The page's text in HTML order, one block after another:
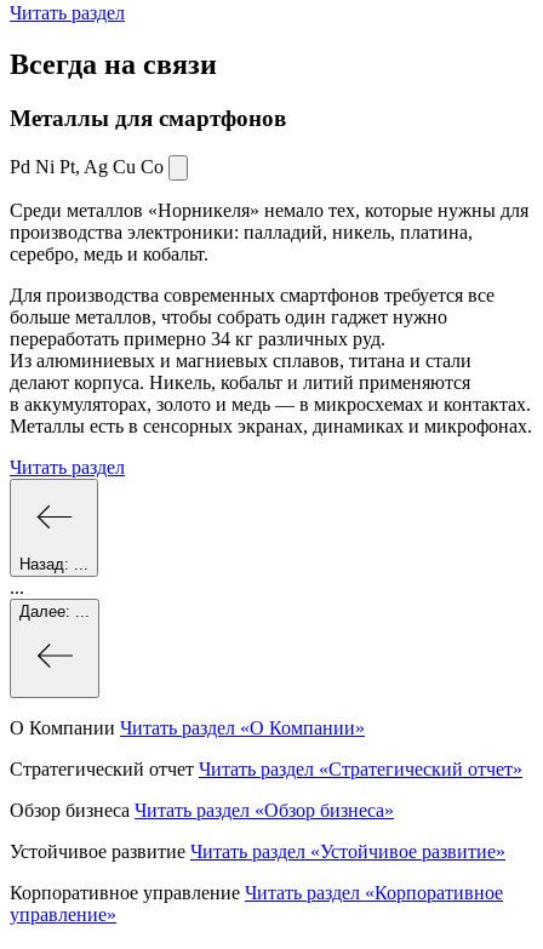
Читать раздел
Всегда на связи
Металлы для смартфонов
Pd Ni Pt, Ag Cu Co
Среди металлов «Норникеля» немало тех, которые нужны для
производства электроники: палладий, никель, платина,
серебро, медь и кобальт.
Для производства современных смартфонов требуется все
больше металлов, чтобы собрать один гаджет нужно
переработать примерно 34 кг различных руд.
Из алюминиевых и магниевых сплавов, титана и стали
делают корпуса. Никель, кобальт и литий применяются
в аккумуляторах, золото и медь — в микросхемах и контактах.
Металлы есть в сенсорных экранах, динамиках и микрофонах.
Читать раздел
Назад:
...
Далее:
О Компании Читать раздел «О Компании»
Стратегический отчет Читать раздел «Стратегический отчет»
Обзор бизнеса Читать раздел «Обзор бизнеса»
Устойчивое развитие Читать раздел «Устойчивое развитие»
Корпоративное управление Читать раздел «Корпоративное
управление»